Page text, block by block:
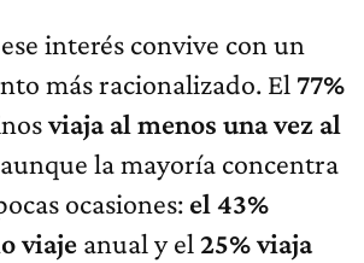
interés convive con un
más racionalizado. El 77%
viaja al menos una vez al
la mayoría concentra
ocasiones: el 43%
viaje anual y el25% viaja